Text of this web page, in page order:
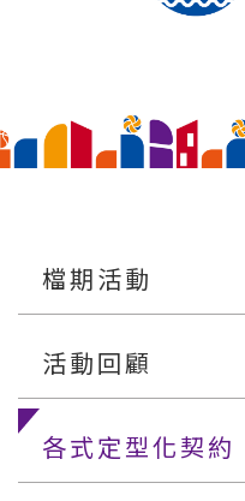
檔期活動
活動回顧
各式定型化契約